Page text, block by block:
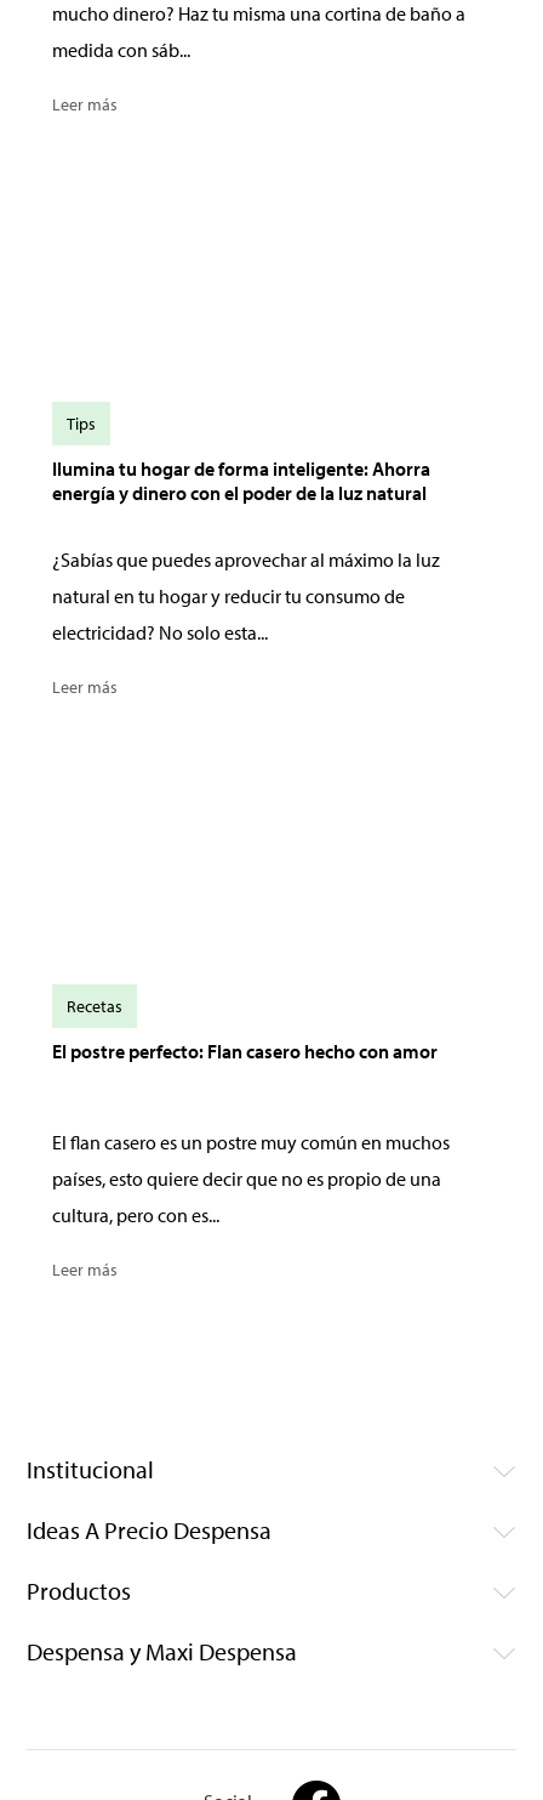
mucho dinero? Haz tu misma una cortina de baño a
medida con sáb...
Leer más
Ilumina tu hogar de forma inteligente: Ahorra
energía y dinero con el poder de la luz natural
¿Sabías que puedes aprovechar al máximo la luz
natural en tu hogar y reducir tu consumo de
electricidad? No solo esta...
Leer más
Tips
El postre perfecto: Flan casero hecho con amor
El flan casero es un postre muy común en muchos
países, esto quiere decir que no es propio de una
cultura, pero con es...
Leer más
Recetas
Institucional
Ideas A Precio Despensa
Productos
Despensa y Maxi Despensa